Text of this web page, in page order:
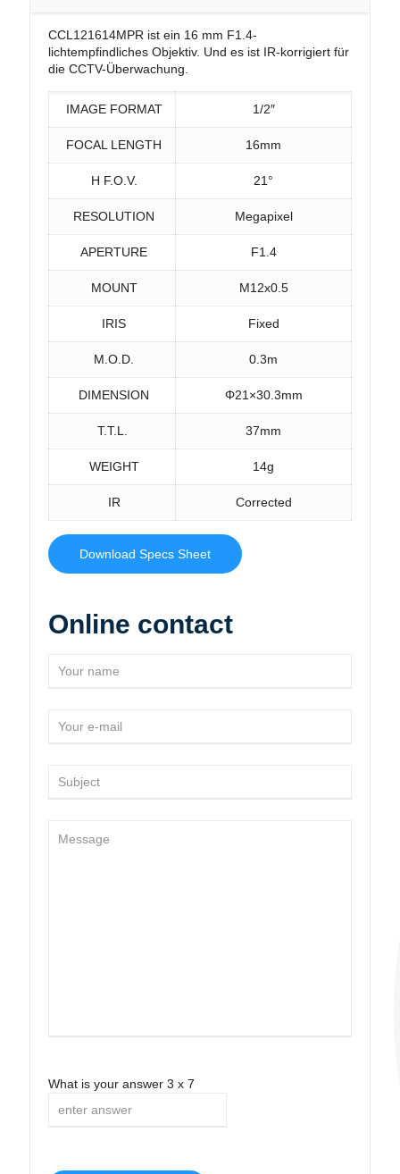
CCL121614MPR ist ein 16 mm F1.4-
lichtempfindliches Objektiv. Und es ist IR-korrigiert für
die CCTV-Überwachung.
IMAGE FORMAT 1/2″
FOCAL LENGTH 16mm
H F.O.V. 21°
RESOLUTION Megapixel
APERTURE F1.4
MOUNT M12x0.5
IRIS Fixed
M.O.D. 0.3m
DIMENSION Φ21×30.3mm
T.T.L. 37mm
WEIGHT 14g
IR Corrected
Download Specs Sheet
Online contact
What is your answer 3 x 7